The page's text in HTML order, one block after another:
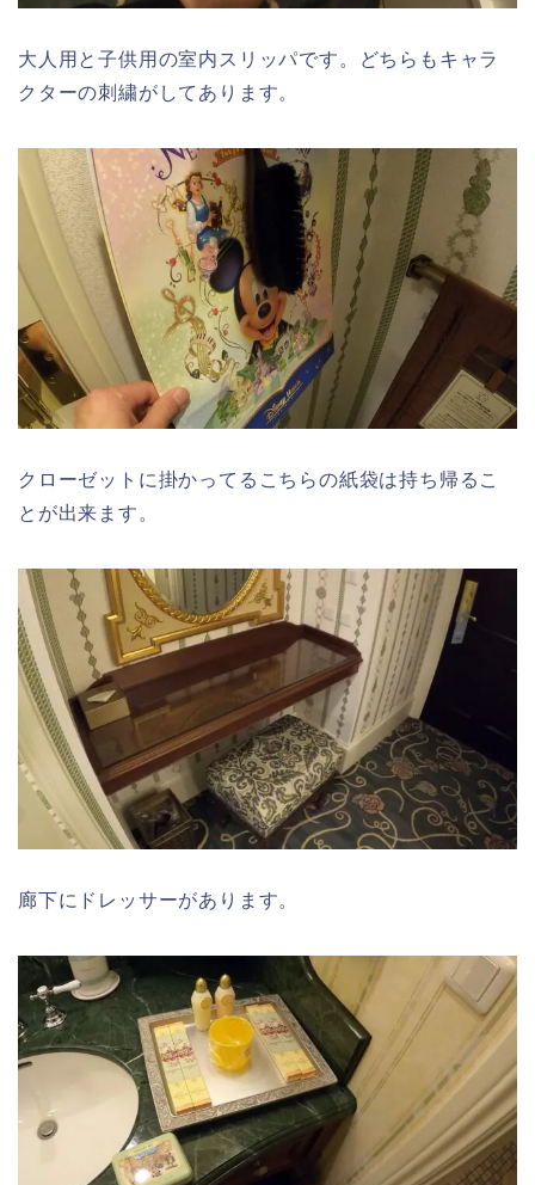
大人用と子供用の室内スリッパです。どちらもキャラ
クターの刺繍がしてあります。
クローゼットに掛かってるこちらの紙袋は持ち帰るこ
とが出来ます。
廊下にドレッサーがあります。